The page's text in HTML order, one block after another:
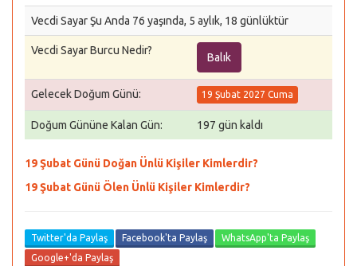
Vecdi Sayar Şu Anda 76 yaşında, 5 aylık, 18 günlüktür
Vecdi Sayar Burcu Nedir?
Balık
Gelecek Doğum Günü: 19 Şubat 2027 Cuma
Doğum Gününe Kalan Gün: 197 gün kaldı
19 Şubat Günü Doğan Ünlü Kişiler Kimlerdir?
19 Şubat Günü Ölen Ünlü Kişiler Kimlerdir?
Twitter'da Paylaş Facebook'ta Paylaş
WhatsApp'ta Paylaş
Google+'da Paylaş